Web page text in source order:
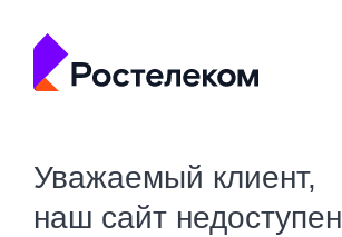
Уважаемый клиент,
наш сайт недоступен